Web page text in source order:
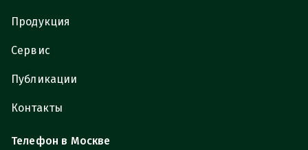
Продукция
Сервис
Публикации
Контакты
Телефон в Москве